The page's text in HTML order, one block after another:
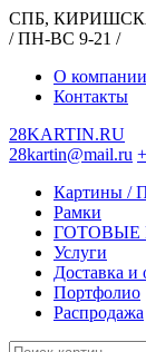
СПБ,
/ ПН-ВС 9-21 /
О компании
Контакты
28KARTIN.RU
28kartin@mail.ru
Картины /
Рамки
ГОТОВЫЕ
Услуги
Доставка и
Портфолио
Распродажа